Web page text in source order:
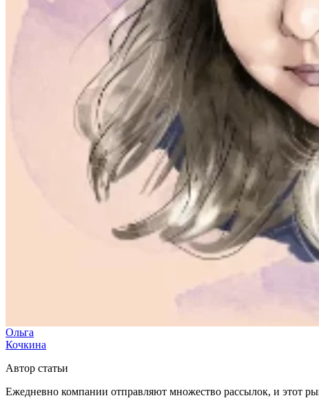
Ольга
Кочкина
Автор статьи
Ежедневно компании отправляют множество рассылок, и этот